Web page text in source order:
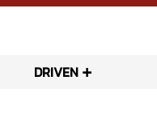
DRIVEN